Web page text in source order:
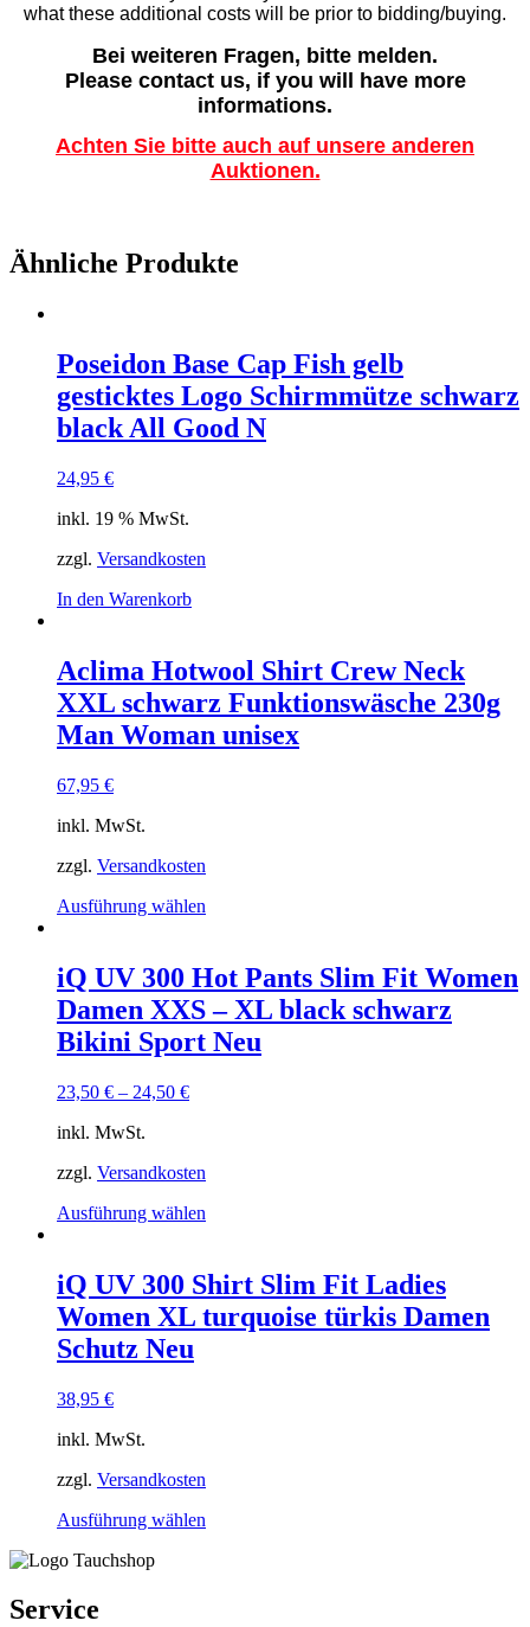
what these additional costs will be prior to bidding/buying.
Bei weiteren Fragen, bitte melden.
Please contact us, if you will have more
informations.
Achten Sie bitte auch auf unsere anderen
Auktionen.
Ähnliche Produkte
Poseidon Base Cap Fish gelb
gesticktes Logo Schirmmütze schwarz
black All Good N
24,95 €
inkl. 19 % MwSt.
zzgl. Versandkosten
In den Warenkorb
Aclima Hotwool Shirt Crew Neck
XXL schwarz Funktionswäsche 230g
Man Woman unisex
67,95 €
inkl. MwSt.
zzgl. Versandkosten
Ausführung wählen
mehrere
Varianten
auf.
Die
Optionen
werden
iQ UV 300 Hot Pants Slim Fit Women
Damen XXS – XL black schwarz
Bikini Sport Neu
23,50 € – 24,50 €
inkl. MwSt.
zzgl. Versandkosten
Ausführung wählen
mehrere
Varianten
auf.
werden
iQ UV 300 Shirt Slim Fit Ladies
Women XL turquoise türkis Damen
Schutz Neu
38,95 €
inkl. MwSt.
zzgl. Versandkosten
Ausführung wählen
Service